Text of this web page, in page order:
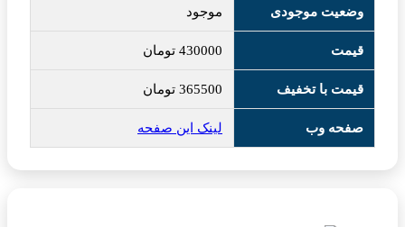
وضعیت موجودی موجود
قیمت 430000 تومان
قیمت با تخفیف 365500 تومان
صفحه وب لینک این صفحه